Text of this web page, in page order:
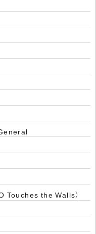
Touches the Walls）